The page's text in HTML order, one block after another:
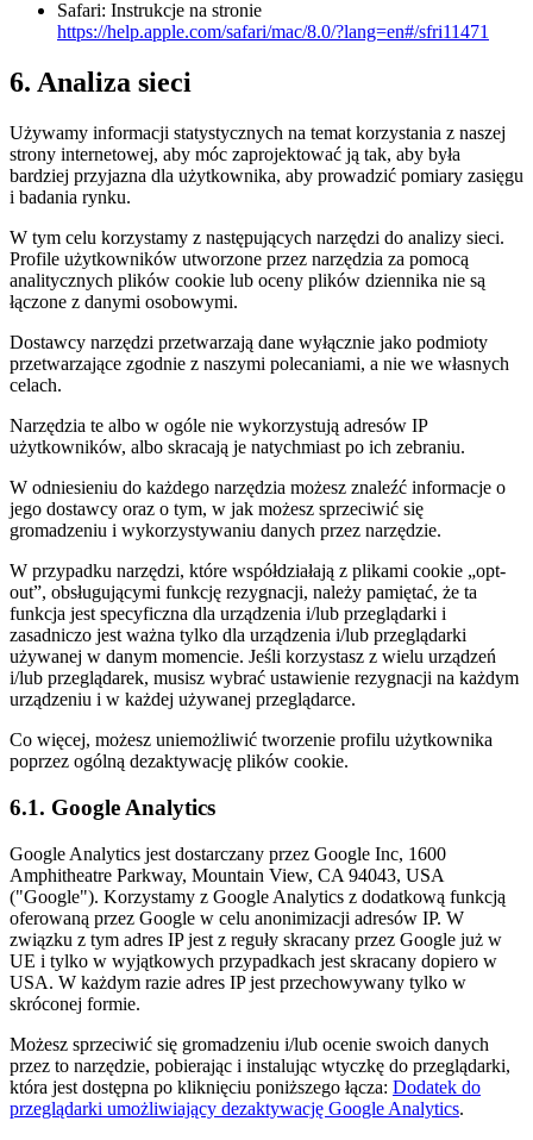
Safari: Instrukcje na stronie
https://help.apple.com/safari/mac/8.0/?lang=en#/sfri11471
6. Analiza sieci
Używamy informacji statystycznych na temat korzystania z naszej
strony internetowej, aby móc zaprojektować ją tak, aby była
bardziej przyjazna dla użytkownika, aby prowadzić pomiary zasięgu
i badania rynku.
W tym celu korzystamy z następujących narzędzi do analizy sieci.
Profile użytkowników utworzone przez narzędzia za pomocą
analitycznych plików cookie lub oceny plików dziennika nie są
łączone z danymi osobowymi.
Dostawcy narzędzi przetwarzają dane wyłącznie jako podmioty
przetwarzające zgodnie z naszymi polecaniami, a nie we własnych
celach.
Narzędzia te albo w ogóle nie wykorzystują adresów IP
użytkowników, albo skracają je natychmiast po ich zebraniu.
W odniesieniu do każdego narzędzia możesz znaleźć informacje o
jego dostawcy oraz o tym, w jak możesz sprzeciwić się
gromadzeniu i wykorzystywaniu danych przez narzędzie.
W przypadku narzędzi, które współdziałają z plikami cookie „opt-
out”, obsługującymi funkcję rezygnacji, należy pamiętać, że ta
funkcja jest specyficzna dla urządzenia i/lub przeglądarki i
zasadniczo jest ważna tylko dla urządzenia i/lub przeglądarki
używanej w danym momencie. Jeśli korzystasz z wielu urządzeń
i/lub przeglądarek, musisz wybrać ustawienie rezygnacji na każdym
urządzeniu i w każdej używanej przeglądarce.
Co więcej, możesz uniemożliwić tworzenie profilu użytkownika
poprzez ogólną dezaktywację plików cookie.
6.1. Google Analytics
Google Analytics jest dostarczany przez Google Inc, 1600
Amphitheatre Parkway, Mountain View, CA 94043, USA
("Google"). Korzystamy z Google Analytics z dodatkową funkcją
oferowaną przez Google w celu anonimizacji adresów IP. W
związku z tym adres IP jest z reguły skracany przez Google już w
UE i tylko w wyjątkowych przypadkach jest skracany dopiero w
USA. W każdym razie adres IP jest przechowywany tylko w
skróconej formie.
Możesz sprzeciwić się gromadzeniu i/lub ocenie swoich danych
przez to narzędzie, pobierając i instalując wtyczkę do przeglądarki,
która jest dostępna po kliknięciu poniższego łącza: Dodatek do
przeglądarki umożliwiający dezaktywację Google Analytics.